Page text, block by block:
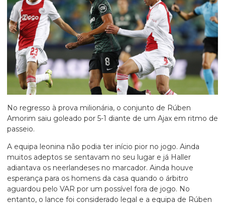
No regresso à prova milionária, o conjunto de Rúben
Amorim saiu goleado por 5-1 diante de um Ajax em ritmo de
passeio.
A equipa leonina não podia ter início pior no jogo. Ainda
muitos adeptos se sentavam no seu lugar e já Haller
adiantava os neerlandeses no marcador. Ainda houve
esperança para os homens da casa quando o árbitro
aguardou pelo VAR por um possível fora de jogo. No
entanto, o lance foi considerado legal e a equipa de Rúben